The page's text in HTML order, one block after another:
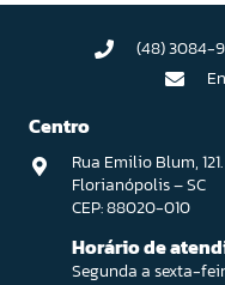
(48) 3084-
Centro
Rua Emilio Blum,
Florianópolis – SC
CEP: 88020-010
Horário de
Segunda a sexta-